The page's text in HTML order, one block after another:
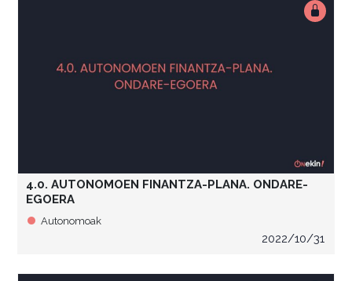
4.0. AUTONOMOEN FINANTZA-PLANA. ONDARE-
EGOERA
Autonomoak
2022/10/31